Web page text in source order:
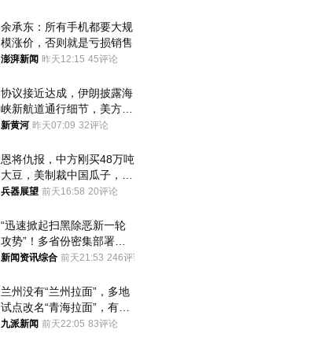
余承东：所有手机都要大规
模涨价，否则就是亏损销售
澎湃新闻 昨天12:15 45评论
协议接近达成，伊朗披露海
峡新航道通行细节，美方再
提“倒计时”
新黄河 昨天07:09 32评论
恩将仇报，中方刚买48万吨
大豆，美制裁中国瓜子，布
林肯措辞变了
兵器展望 前天16:58 20评论
“迅速掀起扫黑除恶新一轮
攻势”！多省份密集部署，
公布举报方式
新闻资讯综合 前天21:53 246评论
兰州没有“兰州拉面”，多地
试点改名“青海拉面”，有商
家改名已两年
九派新闻 前天22:05 83评论